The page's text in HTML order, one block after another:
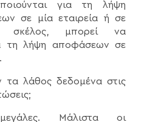
για τη λήψη
σε μία εταιρεία ή σε
σκέλος, μπορεί να
τη λήψη αποφάσεων σε
τα λάθος δεδομένα στις
Μάλιστα οι